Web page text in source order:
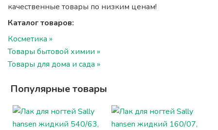
качественные товары по низким ценам!
Каталог товаров:
Косметика »
Товары бытовой химии »
Товары для дома и сада »
Популярные товары